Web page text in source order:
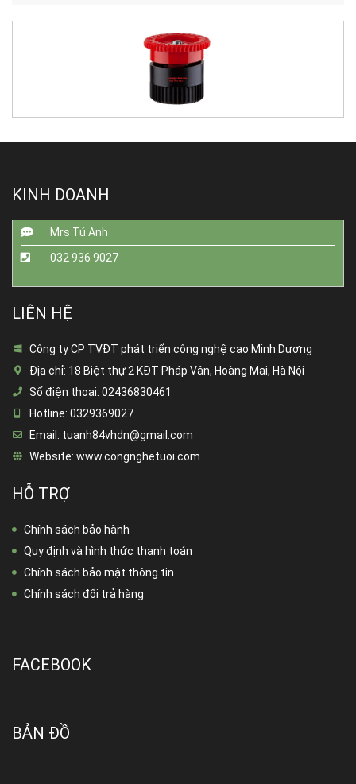
KINH DOANH
Mrs Tú Anh
032 936 9027
LIÊN HỆ
Công ty CP TVĐT phát triển công nghệ cao Minh Dương
Địa chỉ: 18 Biệt thự 2 KĐT Pháp Vân, Hoàng Mai, Hà Nội
Số điện thoại: 02436830461
Hotline: 0329369027
Email: tuanh84vhdn@gmail.com
Website: www.congnghetuoi.com
HỖ TRỢ
Chính sách bảo hành
Quy định và hình thức thanh toán
Chính sách bảo mật thông tin
Chính sách đổi trả hàng
FACEBOOK
BẢN ĐỒ